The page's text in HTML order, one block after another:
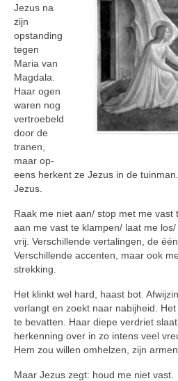
Jezus na
zijn
opstanding
tegen
Maria van
Magdala.
Haar ogen
waren nog
ver­troebeld
door de
tranen,
maar op­
eens herkent ze Jezus in de
Jezus.
Raak me niet aan/ stop met me vast
aan me vast te klampen/ laat me
vrij. Verschillende ver­talingen, de
Verschillende accenten, maar ook
strekking.
Het klinkt wel hard, haast bot.
verlangt en zoekt naar nabijheid.
te bevatten. Haar die­pe verdriet
herkenning over in zo intens veel
Hem zou wil­len omhelzen, zijn
Maar Jezus zegt: houd me niet vast.